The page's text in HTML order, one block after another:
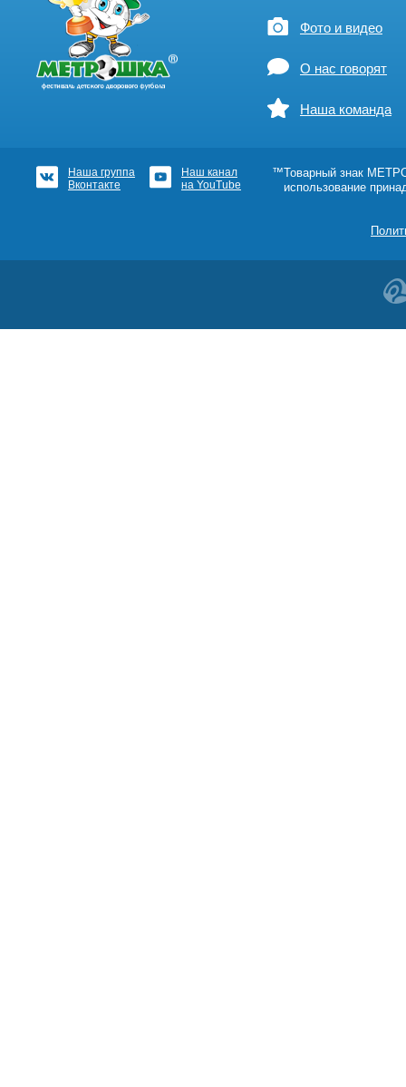
Фото и видео
О нас говорят
Наша команда
Наша группа
Вконтакте
Наш канал
на YouTube
™Товарный знак
использование